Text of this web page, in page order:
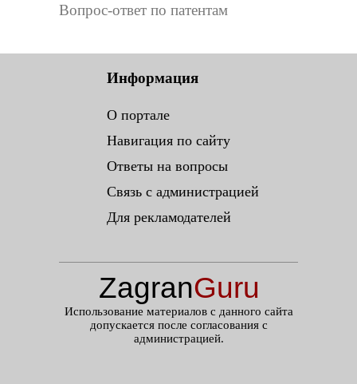
Вопрос-ответ по патентам
Информация
О портале
Навигация по сайту
Ответы на вопросы
Связь с администрацией
Для рекламодателей
ZagranGuru
Использование материалов с данного сайта
допускается после согласования с
администрацией.